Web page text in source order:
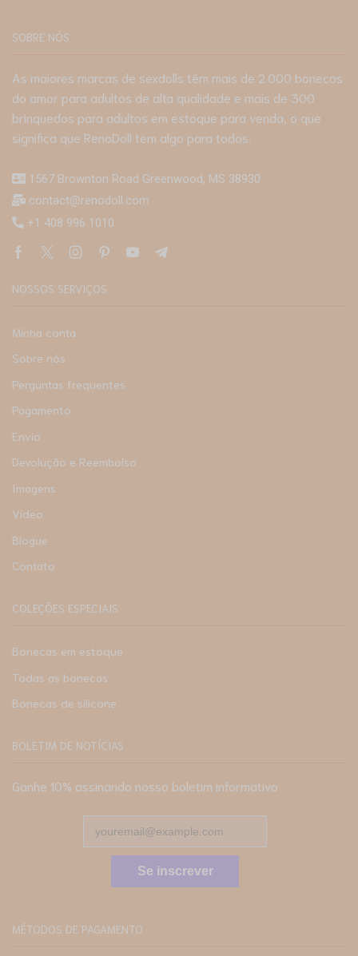
SOBRE NÓS
As maiores marcas de sexdolls têm mais de 2.000 bonecos
do amor para adultos de alta qualidade e mais de 300
brinquedos para adultos em estoque para venda, o que
significa que RenoDoll tem algo para todos.
1567 Brownton Road Greenwood, MS 38930
contact@renodoll.com
+1 408 996 1010
NOSSOS SERVIÇOS
Minha conta
Sobre nós
Perguntas frequentes
Pagamento
Envio
Devolução e Reembolso
Imagens
Vídeo
Blogue
Contato
COLEÇÕES ESPECIAIS
Bonecas em estoque
Todas as bonecas
Bonecas de silicone
BOLETIM DE NOTÍCIAS
Ganhe 10% assinando nosso boletim informativo
Se inscrever
MÉTODOS DE PAGAMENTO